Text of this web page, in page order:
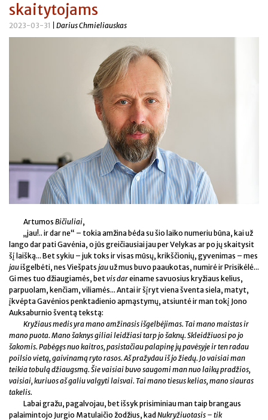
skaitytojams
2023-03-31 | Darius Chmieliauskas
Artumos Bičiuliai,
„jau!.. ir dar ne“ – tokia amžina bėda su šio laiko numeriu būna, kai už
lango dar pati Gavėnia, o jūs greičiausiai jau per Velykas ar po jų skaitysit
šį laišką... Bet sykiu – juk toks ir visas mūsų, krikščionių, gyvenimas – mes
jauišgelbėti, nes Viešpats jauuž mus buvo paaukotas, numirė ir Prisikėlė...
Gi mes tuo džiaugiamės, betvis dareiname savuosius kryžiaus kelius,
parpuolam, kenčiam, viliamės... Antai ir šįryt viena šventa siela, matyt,
įkvėpta Gavėnios penktadienio apmąstymų, atsiuntė ir man tokį Jono
Auksaburnio šventą tekstą:
Kryžiaus medis yra mano amžinasis išgelbėjimas. Tai mano maistas ir
mano puota. Mano šaknys giliai leidžiasi tarp jo šaknų. Skleidžiuosi po jo
šakomis. Pabėgęs nuo kaitros, pasistačiau palapinę jų pavėsyje ir ten radau
poilsio vietą, gaivinamą ryto rasos. Aš pražydau iš jo žiedų. Jo vaisiai man
teikia tobulą džiaugsmą. Šie vaisiai buvo saugomi man nuo laikų pradžios,
vaisiai, kuriuos aš galiu valgyti laisvai. Tai mano tiesus kelias, mano siauras
takelis.
Labai gražu, pagalvojau, bet išsyk prisiminiau man taip brangaus
palaimintojo Jurgio Matulaičio žodžius, kadNukryžiuotasis – tik